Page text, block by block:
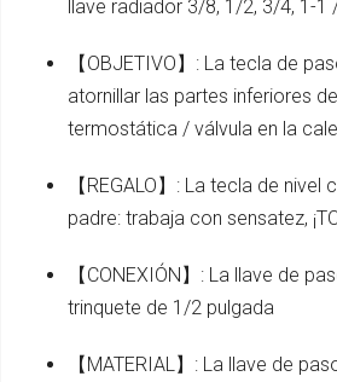
llave radiador 3/8, 1/2, 3/4, 1-1
【OBJETIVO】: La tecla de
atornillar las partes inferiores
termostática / válvula en la
【REGALO】: La tecla de
padre: trabaja con sensatez,
【CONEXIÓN】: La llave de
trinquete de 1/2 pulgada
【MATERIAL】: La llave de